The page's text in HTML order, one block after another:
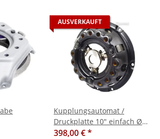
AUSVERKAUFT
Kupplungsautomat /
Druckplatte 10" einfach Ø
254mm, MF/Case
398,00 €*